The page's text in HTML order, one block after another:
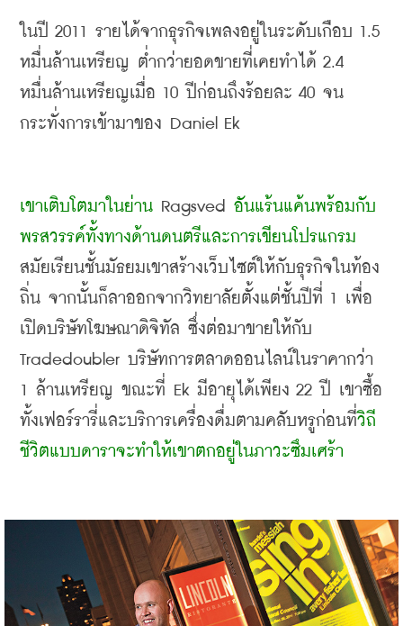
ในปี 2011 รายได้จากธุรกิจเพลงอยู่ในระดับเกือบ
หมื่นล้านเหรียญ ต่ำกว่ายอดขายที่เคยทำได้
หมื่นล้านเหรียญเมื่อ 10 ปีก่อนถึงร้อยละ 40 จน
กระทั่งการเข้ามาของ Daniel Ek
เขาเติบโตมาในย่าน Ragsved อันแร้นแค้นพร้อมกับ
พรสวรรค์ทั้งทางด้านดนตรีและการเขียนโปรแกรม
สมัยเรียนชั้นมัธยมเขาสร้างเว็บไซต์ให้กับธุรกิจในท้อง
ถิ่น จากนั้นก็ลาออกจากวิทยาลัยตั้งแต่ชั้นปีที่ 1 เพื่อ
เปิดบริษัทโฆษณาดิจิทัล ซึ่งต่อมาขายให้กับ
Tradedoubler บริษัทการตลาดออนไลน์ในราคากว่า
1 ล้านเหรียญ ขณะที่ Ek มีอายุได้เพียง 22 ปี เขาซื้อ
ทั้งเฟอร์รารี่และบริการเครื่องดื่มตามคลับหรูก่อนที่วิถี
ชีวิตแบบดาราจะทำให้เขาตกอยู่ในภาวะซึมเศร้า